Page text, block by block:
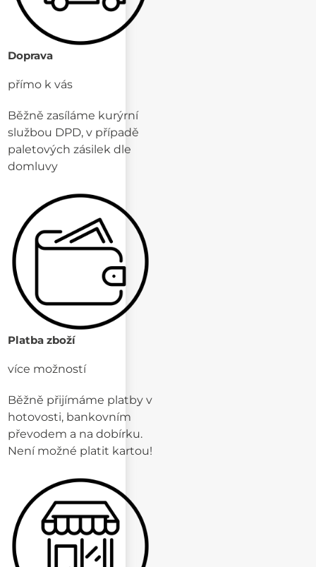
Doprava
přímo k vás
Běžně zasíláme kurýrní
službou DPD, v případě
paletových zásilek dle
domluvy
Platba zboží
více možností
Běžně přijímáme platby v
hotovosti, bankovním
převodem a na dobírku.
Není možné platit kartou!